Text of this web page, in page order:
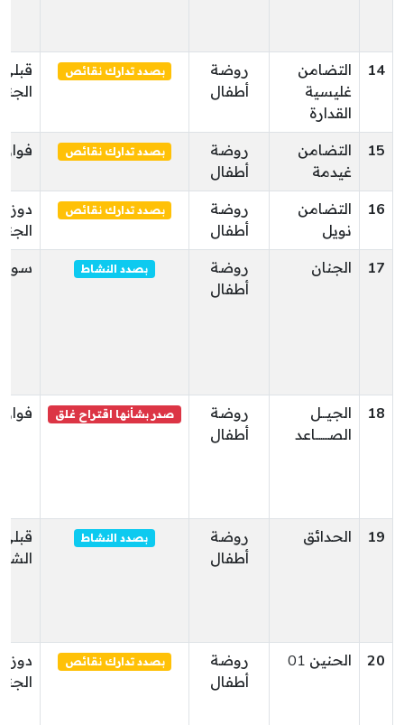
14
التضامن
غليسية
القدارة
روضة
أطفال
بصدد تدارك نقائص
قبلي
15
التضامن
غيدمة
روضة
أطفال
بصدد تدارك نقائص فوار
16
التضامن
نويل
روضة
أطفال
بصدد تدارك نقائص
دوز
17
الجنان
روضة
أطفال
بصدد النشاط سوق
18
الجيـــل
الصـــــــاعد
روضة
أطفال
صدر بشأنها اقتراح غلق فوار
19 الحدائق
روضة
أطفال
بصدد النشاط
قبلي
20 الحنين 01
روضة
أطفال
بصدد تدارك نقائص
دوز